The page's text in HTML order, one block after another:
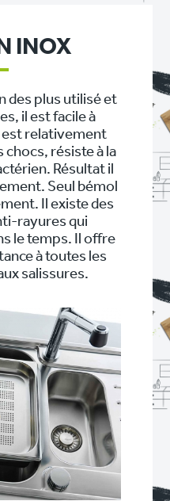
INOX
des plus utilisé et
il est facile à
est relativement
résiste à la
Résultat il
Seul bémol
Il existe des
rayures qui
le temps. Il offre
à toutes les
salissures.